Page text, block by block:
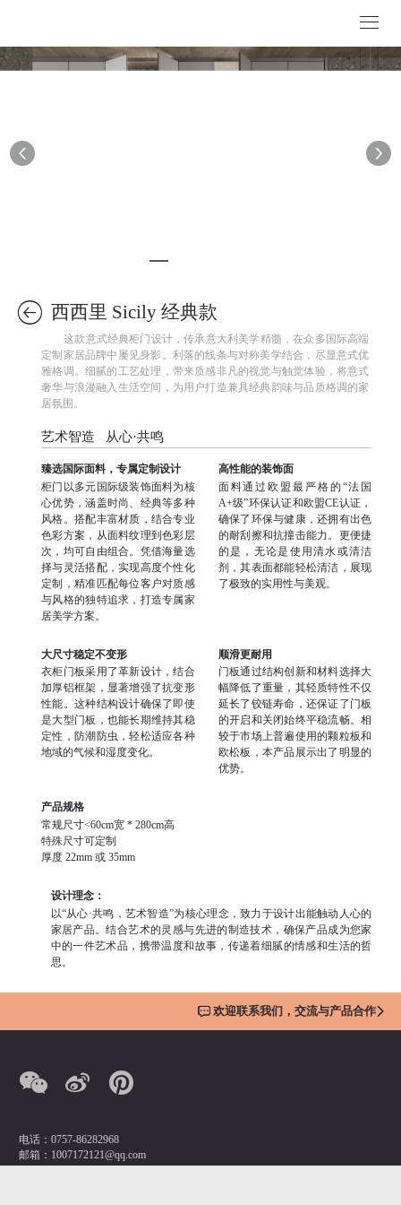
西西里 Sicily 经典款
这款意式经典柜门设计，传承意大利美学精髓，在众多国际高端
定制家居品牌中屡见身影。利落的线条与对称美学结合，尽显意式优
雅格调。细腻的工艺处理，带来质感非凡的视觉与触觉体验，将意式
奢华与浪漫融入生活空间，为用户打造兼具经典韵味与品质格调的家
居氛围。
艺术智造 从心·共鸣
臻选国际面料，专属定制设计
柜门以多元国际级装饰面料为核
心优势，涵盖时尚、经典等多种
风格。搭配丰富材质，结合专业
色彩方案，从面料纹理到色彩层
次，均可自由组合。凭借海量选
择与灵活搭配，实现高度个性化
定制，精准匹配每位客户对质感
与风格的独特追求，打造专属家
居美学方案。
高性能的装饰面
面料通过欧盟最严格的“法国
A+级”环保认证和欧盟CE认证，
确保了环保与健康，还拥有出色
的耐刮擦和抗撞击能力。更便捷
的是，无论是使用清水或清洁
剂，其表面都能轻松清洁，展现
了极致的实用性与美观。
大尺寸稳定不变形
衣柜门板采用了革新设计，结合
加厚铝框架，显著增强了抗变形
性能。这种结构设计确保了即使
是大型门板，也能长期维持其稳
定性，防潮防虫，轻松适应各种
地域的气候和湿度变化。
顺滑更耐用
门板通过结构创新和材料选择大
幅降低了重量，其轻质特性不仅
延长了铰链寿命，还保证了门板
的开启和关闭始终平稳流畅。相
较于市场上普遍使用的颗粒板和
欧松板，本产品展示出了明显的
优势。
产品规格
常规尺寸<60cm宽 * 280cm高
特殊尺寸可定制
厚度 22mm 或 35mm
设计理念：
以“从心·共鸣，艺术智造”为核心理念，致力于设计出能触动人心的
家居产品。结合艺术的灵感与先进的制造技术，确保产品成为您家
中的一件艺术品，携带温度和故事，传递着细腻的情感和生活的哲
思。
欢迎联系我们，交流与产品合作
电话：0757-86282968
邮箱：1007172121@qq.com